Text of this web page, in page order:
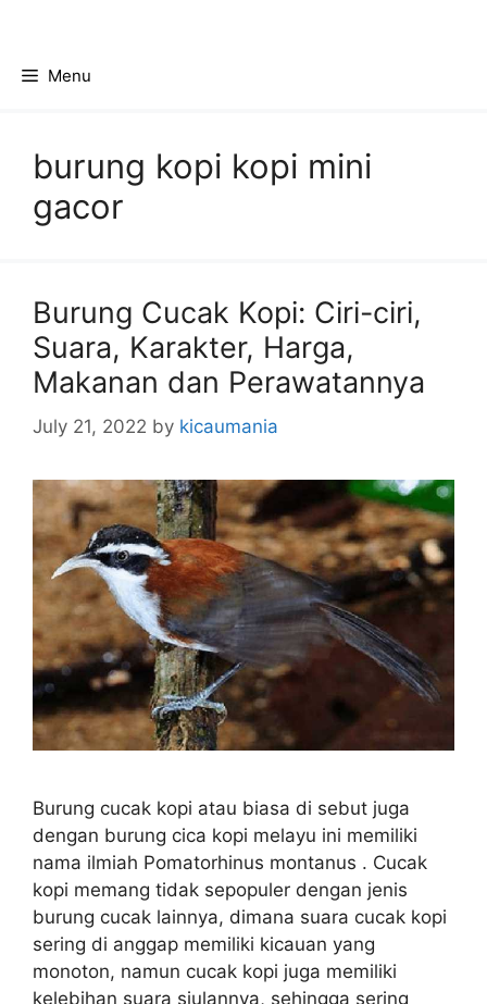
contentMenu
burung kopi kopi mini
gacor
Burung Cucak Kopi: Ciri-ciri,
Suara, Karakter, Harga,
Makanan dan Perawatannya
July 21, 2022 by kicaumania
Burung cucak kopi atau biasa di sebut juga
dengan burung cica kopi melayu ini memiliki
nama ilmiah Pomatorhinus montanus . Cucak
kopi memang tidak sepopuler dengan jenis
burung cucak lainnya, dimana suara cucak kopi
sering di anggap memiliki kicauan yang
monoton, namun cucak kopi juga memiliki
kelebihan suara siulannya, sehingga sering